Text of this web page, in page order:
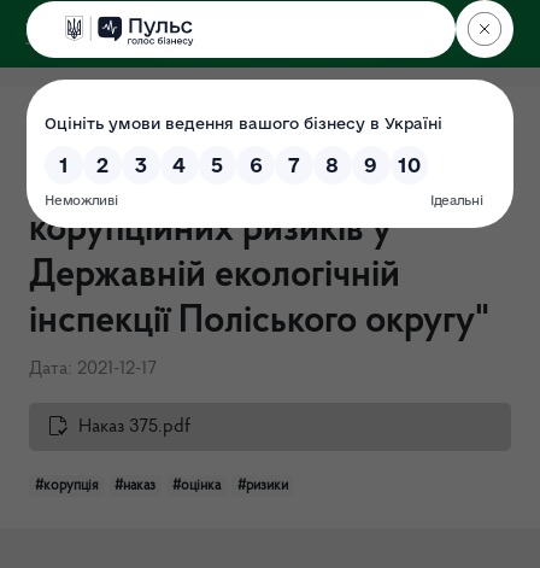
ДЕРЖЕКОІНСПЕКЦІЯ
Поліського округу
Наказ від 17.12.2021 №375-
ОД "Про проведення оцінки
корупційних ризиків у
Державній екологічній
інспекції Поліського округу"
Дата: 2021-12-17
Наказ 375.pdf
#корупція #наказ #оцінка #ризики